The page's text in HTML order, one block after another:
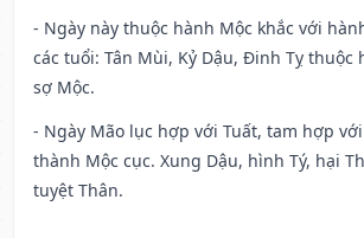
- Ngày này thuộc hành Mộc khắc với
các tuổi: Tân Mùi, Kỷ Dậu, Đinh Tỵ thuộc
sợ Mộc.
- Ngày Mão lục hợp với Tuất, tam hợp
thành Mộc cục. Xung Dậu, hình Tý, hại
tuyệt Thân.